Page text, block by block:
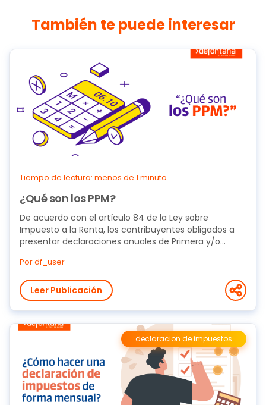
También te puede interesar
Tiempo de lectura: menos de 1 minuto
¿Qué son los PPM?
De acuerdo con el artículo 84 de la Ley sobre
Impuesto a la Renta, los contribuyentes obligados a
presentar declaraciones anuales de Primera y/o...
Por df_user
Leer Publicación
declaracion de impuestos